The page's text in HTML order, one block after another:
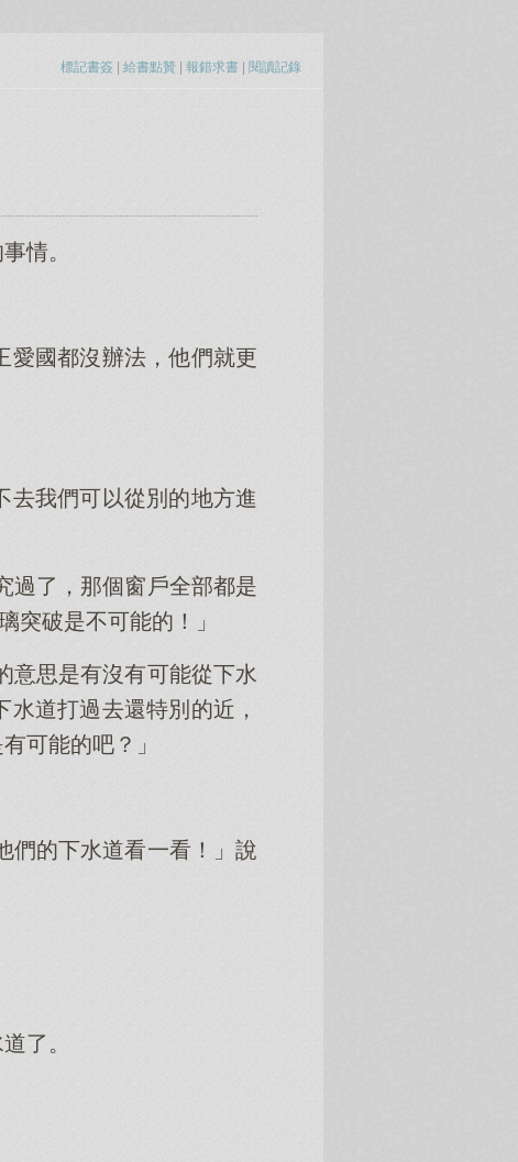
標記書簽 | 給書點贊 | 報錯求書 | 閱讀記錄
情。
愛國都沒辦法，他們就更
去我們可以從別的地方進
過了，那個窗戶全部都是
突破是不可能的！」
意思是有沒有可能從下水
道打過去還特別的近，
可能的吧？」
們的下水道看一看！」說
了。